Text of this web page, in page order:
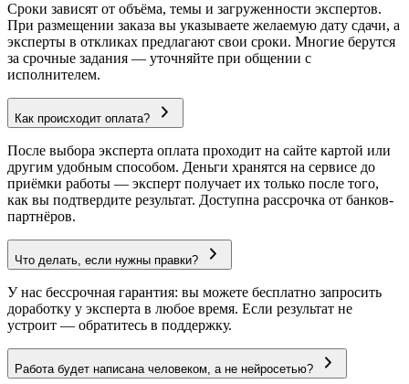
Сроки зависят от объёма, темы и загруженности экспертов.
При размещении заказа вы указываете желаемую дату сдачи, а
эксперты в откликах предлагают свои сроки. Многие берутся
за срочные задания — уточняйте при общении с
исполнителем.
Как происходит оплата?
После выбора эксперта оплата проходит на сайте картой или
другим удобным способом. Деньги хранятся на сервисе до
приёмки работы — эксперт получает их только после того,
как вы подтвердите результат. Доступна рассрочка от банков-
партнёров.
Что делать, если нужны правки?
У нас бессрочная гарантия: вы можете бесплатно запросить
доработку у эксперта в любое время. Если результат не
устроит — обратитесь в поддержку.
Работа будет написана человеком, а не нейросетью?